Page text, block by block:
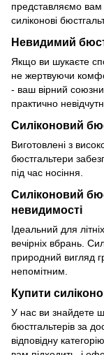
представляємо вам
силіконові
Невидимий
Якщо ви шукаєте
не жертвуючи
- ваш вірний
практично
Силіконовий
Виготовлені з
бюстгальтери
під час носіння.
Силіконовий
невидимості
Ідеальний для
вечірніх вбрань.
природний вигляд
непомітним.
Купити
У нас ви знайдете
бюстгальтерів за
відповідну